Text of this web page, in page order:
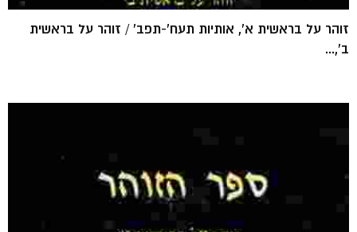
זוהר על בראשית א', אותיות תעח'-תפב' / זוהר על בראשית
ב',...